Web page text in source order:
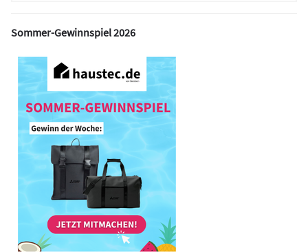
Sommer-Gewinnspiel 2026